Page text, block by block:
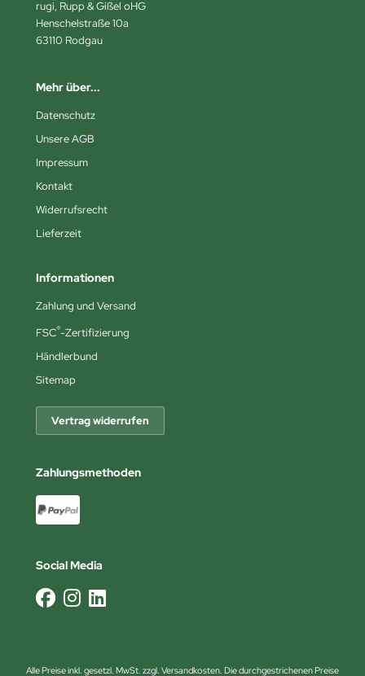
rugi, Rupp & Gißel oHG
Henschelstraße 10a
63110 Rodgau
Mehr über...
Datenschutz
Unsere AGB
Impressum
Kontakt
Widerrufsrecht
Lieferzeit
Informationen
Zahlung und Versand
FSC®-Zertifizierung
Händlerbund
Sitemap
Vertrag widerrufen
Zahlungsmethoden
Social Media
Alle Preise inkl. gesetzl. MwSt. zzgl. Versandkosten. Die durchgestrichenen Preise